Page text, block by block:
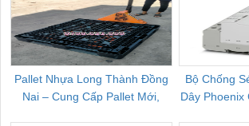
Pallet Nhựa Long Thành Đồng
Nai – Cung Cấp Pallet Mới,
Bộ Chống
Dây Phoenix